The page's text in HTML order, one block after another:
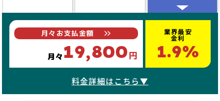
月々お支払金額
月々19,800円
業界最安
金利
1.9%